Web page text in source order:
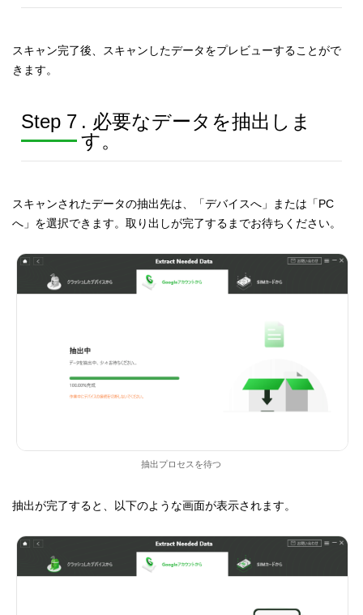
スキャン完了後、スキャンしたデータをプレビューすることがで
きます。
Step 7 . 必要なデータを抽出しま
す。
スキャンされたデータの抽出先は、「デバイスへ」または「PC
へ」を選択できます。取り出しが完了するまでお待ちください。
抽出プロセスを待つ
抽出が完了すると、以下のような画面が表示されます。